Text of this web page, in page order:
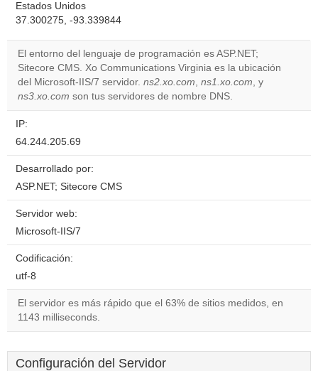
Estados Unidos
37.300275, -93.339844
El entorno del lenguaje de programación es ASP.NET;
Sitecore CMS. Xo Communications Virginia es la ubicación
del Microsoft-IIS/7 servidor. ns2.xo.com, ns1.xo.com, y
ns3.xo.com son tus servidores de nombre DNS.
IP:
64.244.205.69
Desarrollado por:
ASP.NET; Sitecore CMS
Servidor web:
Microsoft-IIS/7
Codificación:
utf-8
El servidor es más rápido que el 63% de sitios medidos, en
1143 milliseconds.
Configuración del Servidor